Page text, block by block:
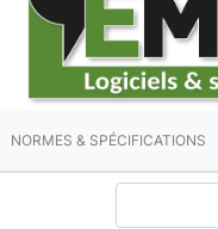
NORMES & SPÉCIFICATIONS